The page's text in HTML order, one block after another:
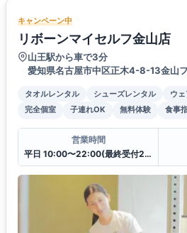
キャンペーン中
リボーンマイセルフ金山店
山王駅から車で3分
愛知県名古屋市中区正木4-8-13金山
タオルレンタル シューズレンタル ウ
完全個室
子連れOK 無料体験 食事
営業時間
平日 10:00〜22:00(最終受付21:00)